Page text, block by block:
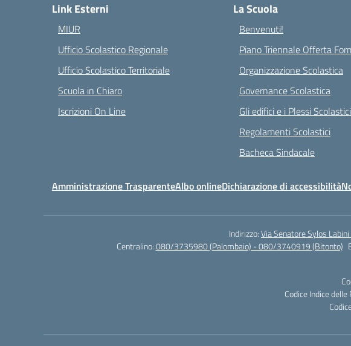
Link Esterni
MIUR
Ufficio Scolastico Regionale
Ufficio Scolastico Territoriale
Scuola in Chiaro
Iscrizioni On Line
La Scuola
Benvenuti!
Piano Triennale Offerta
Organizzazione Scolastica
Governance Scolastica
Gli edifici e i Plessi Scolastici
Regolamenti Scolastici
Bacheca Sindacale
Amministrazione TrasparenteAlbo onlineDichiarazione di accessibilità
Indirizzo:Via Senatore Sylos
Centralino:080/3735980 (Palombaio) - 080/3740919 (Bitonto)
Codice Indice